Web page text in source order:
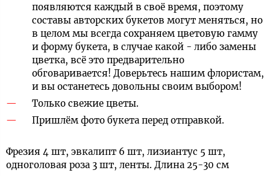
появляются каждый в своё время, поэтому
составы авторских букетов могут меняться, но
в целом мы всегда сохраняем цветовую гамму
и форму букета, в случае какой - либо замены
цветка, всё это предварительно
обговаривается! Доверьтесь нашим флористам,
и вы останетесь довольны своим выбором!
Только свежие цветы.
Пришлём фото букета перед отправкой.
Фрезия 4 шт, эвкалипт 6 шт, лизиантус 5 шт,
одноголовая роза 3 шт, ленты. Длина 25-30 см